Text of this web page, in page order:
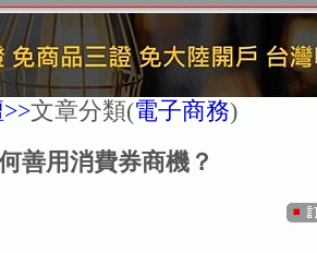
文章分類(電子商務)
善用消費券商機？